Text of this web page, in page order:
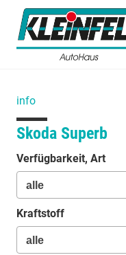
info
Skoda Superb
Verfügbarkeit, Art
Kraftstoff